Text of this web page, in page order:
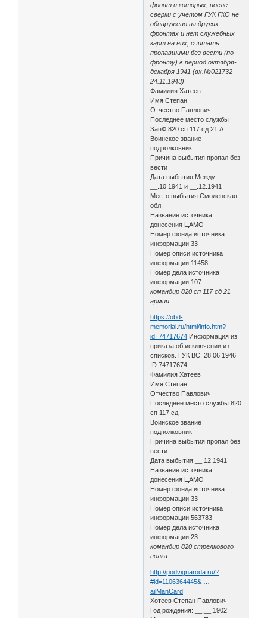
фронт и которых, после
сверки с учетом ГУК ГКО не
обнаружено на других
фронтах и нет служебных
карт на них, считать
пропавшими без вести (по
фронту) в период октября-
декабря 1941 (вх.№021732
24.11.1943)
Фамилия Хатеев
Имя Степан
Отчество Павлович
Последнее место службы
ЗапФ 820 сп 117 сд 21 А
Воинское звание
подполковник
Причина выбытия пропал без
вести
Дата выбытия Между
__.10.1941 и __.12.1941
Место выбытия Смоленская
обл.
Название источника
донесения ЦАМО
Номер фонда источника
информации 33
Номер описи источника
информации 11458
Номер дела источника
информации 107
командир 820 сп 117 сд 21
армии
https://obd-
memorial.ru/html/info.htm?
id=74717674 Информация из
приказа об исключении из
списков. ГУК ВС, 28.06.1946
ID 74717674
Фамилия Хатеев
Имя Степан
Отчество Павлович
Последнее место службы 820
сп 117 сд
Воинское звание
подполковник
Причина выбытия пропал без
вести
Дата выбытия __.12.1941
Название источника
донесения ЦАМО
Номер фонда источника
информации 33
Номер описи источника
информации 563783
Номер дела источника
информации 23
командир 820 стрелкового
полка
http://podvignaroda.ru/?
#id=1106364445& …
ailManCard
Хотеев Степан Павлович
Год рождения: __.__.1902